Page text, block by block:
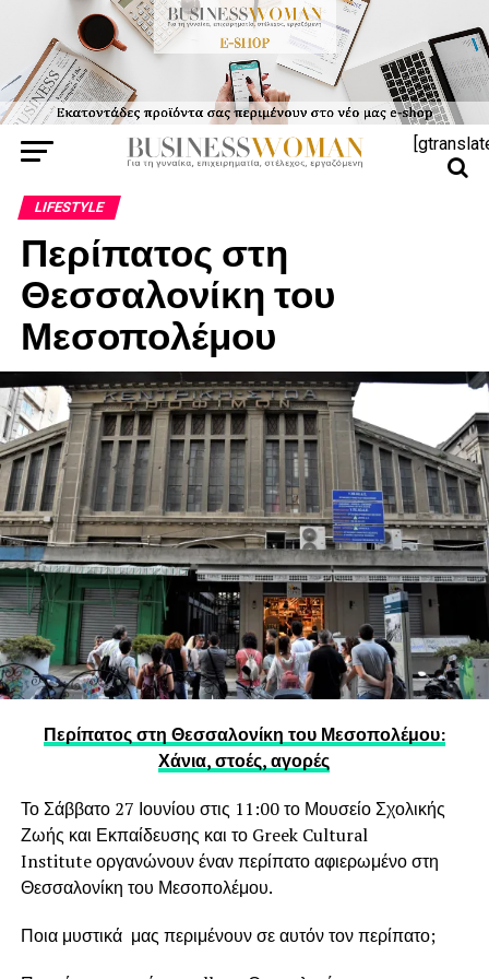
LIFESTYLE
Περίπατος στη
Θεσσαλονίκη του
Μεσοπολέμου
Περίπατος στη Θεσσαλονίκη του Μεσοπολέμου:
Χάνια, στοές, αγορές
Το Σάββατο 27 Ιουνίου στις 11:00 το Μουσείο Σχολικής
Ζωής και Εκπαίδευσης και το Greek Cultural
Institute οργανώνουν έναν περίπατο αφιερωμένο στη
Θεσσαλονίκη του Μεσοπολέμου.
Ποια μυστικά μας περιμένουν σε αυτόν τον περίπατο;